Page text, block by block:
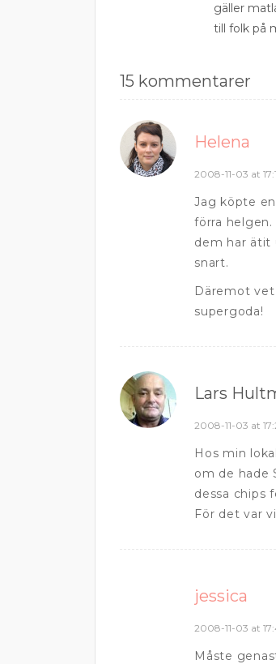
gäller
till folk på
15 kommentarer
Helena
2008-11-03 at
Jag köpte
förra
dem har ätit
snart.
Däremot
supergoda!
Lars
2008-11-03 at
Hos min
om de hade
dessa chips
För det var
jessica
2008-11-03 at
Måste